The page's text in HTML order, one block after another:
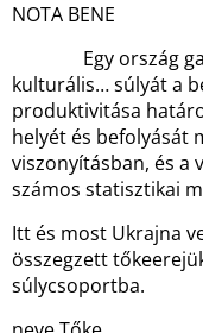
NOTA BENE
Egy ország
kulturális… súlyát a
produktivitása
helyét és befolyását
viszonyításban, és a
számos statisztikai
Itt és most Ukrajna
összegzett
súlycsoportba.